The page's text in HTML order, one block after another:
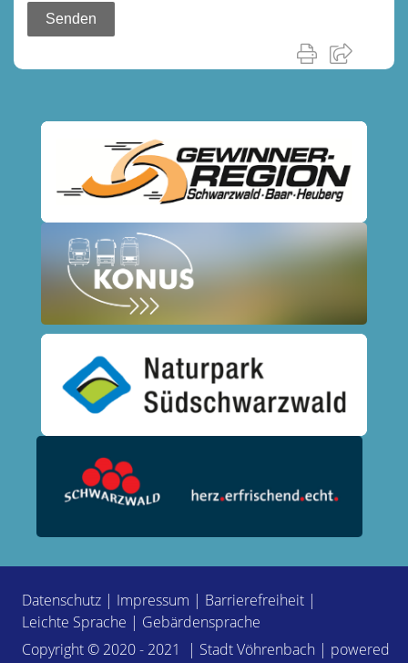
Datenschutz | Impressum | Barrierefreiheit |
Leichte Sprache | Gebärdensprache
Copyright © 2020 - 2021 | Stadt Vöhrenbach | powered